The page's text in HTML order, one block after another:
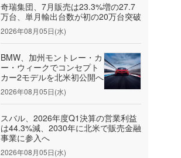
奇瑞集団、7月販売は23.3%増の27.7
万台、単月輸出台数が初の20万台突破
2026年08月05日(水)
BMW、加州モントレー・カ
ー・ウィークでコンセプト
カー2モデルを北米初公開へ
2026年08月05日(水)
スバル、2026年度Q1決算の営業利益
は44.3%減、2030年に北米で販売金融
事業に参入へ
2026年08月05日(水)